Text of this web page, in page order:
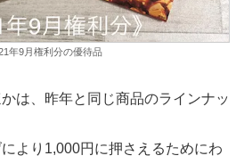
年9月権利分の優待品
は、昨年と同じ商品のラインナッ
より1,000円に押さえるためにわ